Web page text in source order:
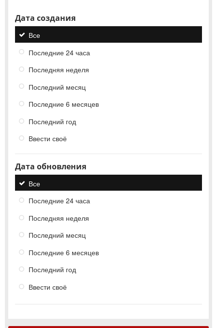
Дата создания
Все
Последние 24 часа
Последняя неделя
Последний месяц
Последние 6 месяцев
Последний год
Ввести своё
Дата обновления
Все
Последние 24 часа
Последняя неделя
Последний месяц
Последние 6 месяцев
Последний год
Ввести своё